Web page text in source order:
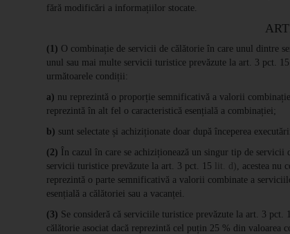
fără modificări a informațiilor stocate.
(1) O combinație de servicii de călătorie în care unul dintre
unul sau mai multe servicii turistice prevăzute la art. 3 pct.
următoarele condiții:
a) nu reprezintă o proporție semnificativă a valorii
reprezintă în alt fel o caracteristică esențială a combinației;
b) sunt selectate și achiziționate doar după începerea
(2) În cazul în care se achiziționează un singur tip de servicii
servicii turistice prevăzute la art. 3 pct. 15
lit. d), acestea nu
reprezintă o parte semnificativă a valorii combinate a
esențială a călătoriei sau a vacanței.
(3) Se consideră că serviciile turistice prevăzute la art. 3 pct.
călătorie asociat dacă reprezintă cel puțin 25 % din valoarea